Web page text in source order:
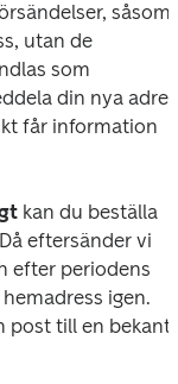
såsom
utan de
som
din nya
får information
kan du beställa
eftersänder vi
efter periodens
igen.
post till en bekant